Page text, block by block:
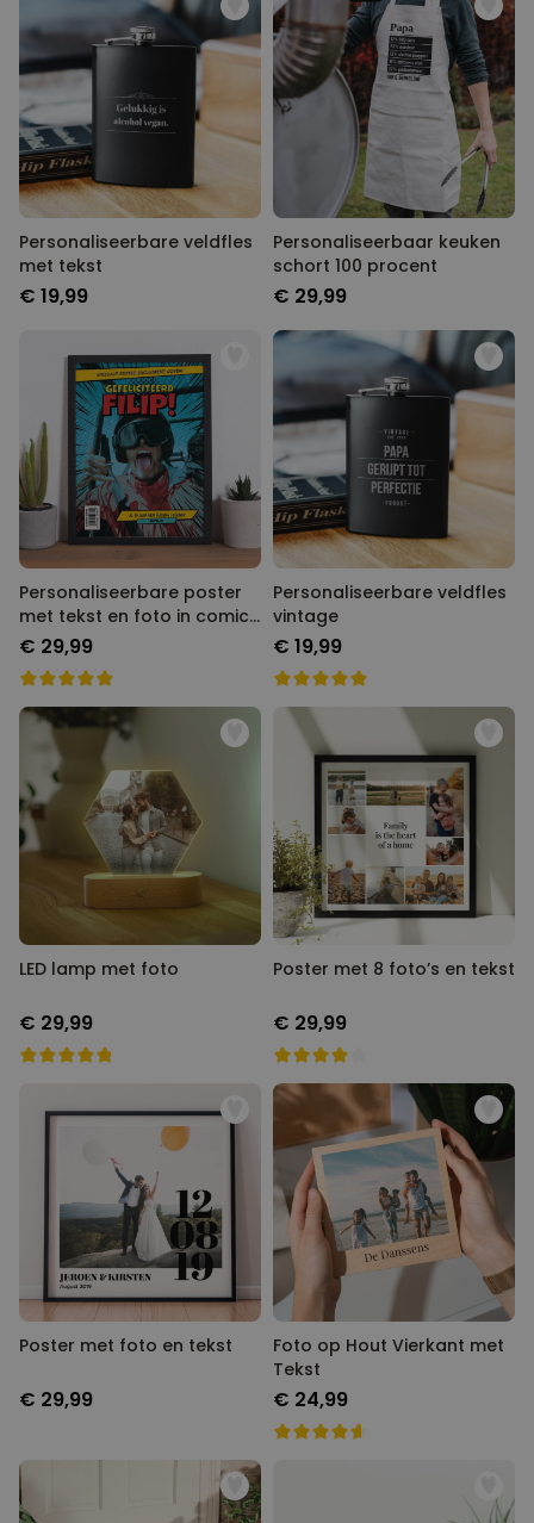
Personaliseerbare veldfles
met tekst
€ 19,99
Personaliseerbaar keuken
schort 100 procent
€ 29,99
Personaliseerbare poster met
tekst en foto in comic stijl
€ 29,99
Personaliseerbare veldfles
vintage
€ 19,99
LED lamp met foto
€ 29,99
Poster met 8 foto’s en tekst
€ 29,99
Poster met foto en tekst
€ 29,99
Foto op Hout Vierkant met
Tekst
€ 24,99